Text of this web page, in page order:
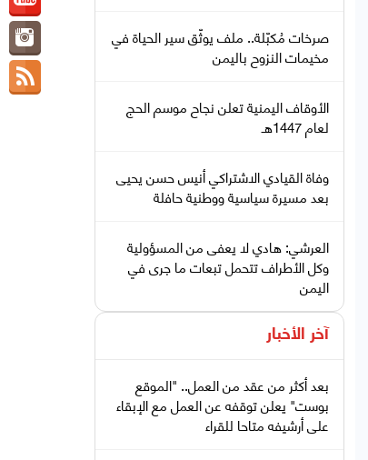
صرخات مُكبّلة.. ملف يوثّق سير الحياة في
مخيمات النزوح باليمن
الأوقاف اليمنية تعلن نجاح موسم الحج
لعام 1447هـ
وفاة القيادي الاشتراكي أنيس حسن يحيى
بعد مسيرة سياسية ووطنية حافلة
العرشي: هادي لا يعفى من المسؤولية
وكل الأطراف تتحمل تبعات ما جرى في
اليمن
آخر الأخبار
بعد أكثر من عقد من العمل.. "الموقع
بوست" يعلن توقفه عن العمل مع الإبقاء
على أرشيفه متاحا للقراء